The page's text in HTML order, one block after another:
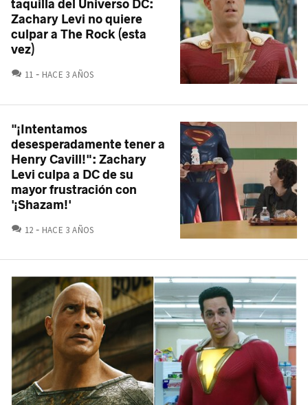
taquilla del Universo DC:
Zachary Levi no quiere
culpar a The Rock (esta
vez)
11 COMENTARIOS
HACE 3 AÑOS
"¡Intentamos
desesperadamente tener a
Henry Cavill!": Zachary
Levi culpa a DC de su
mayor frustración con
'¡Shazam!'
12 COMENTARIOS
HACE 3 AÑOS